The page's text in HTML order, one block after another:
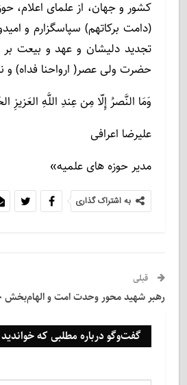
کشور و جهان، از علمای اعلام،
(دامت برکاتهم) سپاسگزارم و
تجدید دلیشان و عهد و بیعت
حضرت ولی عصر( ارواحنا فداه) و
وَمَا النَّصرُ إِلّا مِن عِندِ اللَّهِ العَزیزِ
علیرضا اعرافی
مدیر حوزه های علمیه»
به اشتراک گذاری
قبلی
رهبر شهید محور وحدت امت و الهام‌بخش
گفت‌وگو درباره مطلبی که خواندید